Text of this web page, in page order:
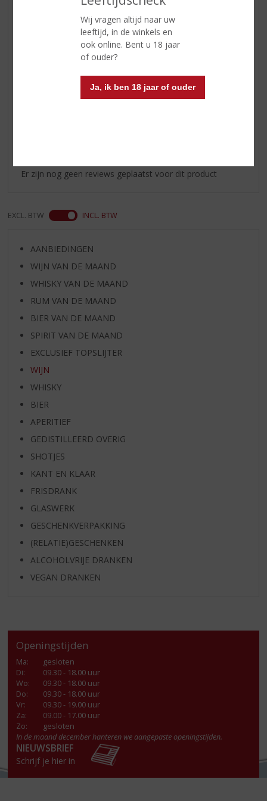
Wij vragen altijd naar uw
leeftijd, in de winkels en
ook online. Bent u 18 jaar
of ouder?
Ja, ik ben 18 jaar of ouder
ETIKETINFORMATIE
Land van Herkomst
Italië
75 CL
Er zijn nog geen reviews geplaatst voor dit product
EXCL. BTW INCL. BTW
AANBIEDINGEN
WIJN VAN DE MAAND
WHISKY VAN DE MAAND
RUM VAN DE MAAND
BIER VAN DE MAAND
SPIRIT VAN DE MAAND
EXCLUSIEF TOPSLIJTER
WIJN
WHISKY
BIER
APERITIEF
GEDISTILLEERD OVERIG
SHOTJES
KANT EN KLAAR
FRISDRANK
GLASWERK
GESCHENKVERPAKKING
(RELATIE)GESCHENKEN
ALCOHOLVRIJE DRANKEN
VEGAN DRANKEN
Openingstijden
Ma:
gesloten
Di:
09.30 - 18.00 uur
Wo:
09.30 - 18.00 uur
Do:
09.30 - 18.00 uur
Vr:
09.30 - 19.00 uur
Za:
09.00 - 17.00 uur
Zo:
gesloten
In de maand december hanteren we aangepaste openingstijden.
NIEUWSBRIEF
Schrijf je hier in